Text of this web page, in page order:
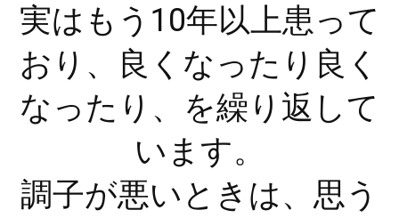
実はもう10年以上患って
おり、良くなったり良く
なったり、を繰り返して
います。
調子が悪いときは、思う